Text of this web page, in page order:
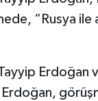
“Rusya ile
Erdoğan